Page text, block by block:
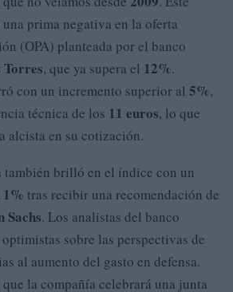
una prima negativa en la oferta
(OPA) planteada por el banco
, que ya supera el 12%.
con un incremento superior al 5%,
técnica de los 11 euros, lo que
alcista en su cotización.
también brilló en el índice con un
1% tras recibir una recomendación de
Sachs. Los analistas del banco
sobre las perspectivas de
al aumento del gasto en defensa.
la compañía celebrará una junta